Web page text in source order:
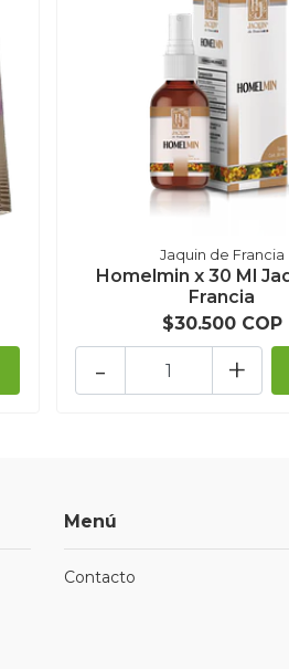
Jaquin de Francia
Homelmin x 30 Ml
Francia
$30.500 COP
+
-
Menú
Contacto